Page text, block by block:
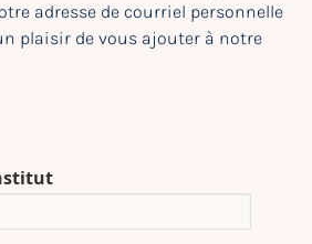
adresse de courriel personnelle
plaisir de vous ajouter à notre